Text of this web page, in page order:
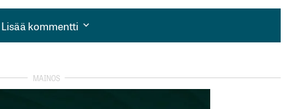
Lisää kommentti
Lisää kommentti